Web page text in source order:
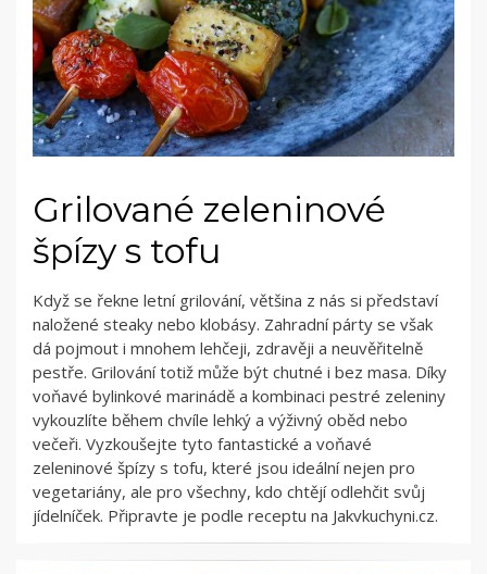
Grilované zeleninové
špízy s tofu
Když se řekne letní grilování, většina z nás si představí
naložené steaky nebo klobásy. Zahradní párty se však
dá pojmout i mnohem lehčeji, zdravěji a neuvěřitelně
pestře. Grilování totiž může být chutné i bez masa. Díky
voňavé bylinkové marinádě a kombinaci pestré zeleniny
vykouzlíte během chvíle lehký a výživný oběd nebo
večeři. Vyzkoušejte tyto fantastické a voňavé
zeleninové špízy s tofu, které jsou ideální nejen pro
vegetariány, ale pro všechny, kdo chtějí odlehčit svůj
jídelníček. Připravte je podle receptu na Jakvkuchyni.cz.